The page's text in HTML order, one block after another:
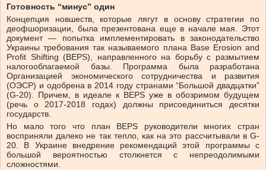
Готовность “минус” один
Концепция новшеств, которые лягут в основу стратегии по
деофшоризации, была презентована еще в начале мая. Этот
документ — попытка имплементировать в законодательство
Украины требования так называемого плана Base Erosion and
Profit Shifting (BEPS), направленного на борьбу с размытием
налогооблагаемой базы. Программа была разработана
Организацией экономического сотрудничества и развития
(ОЭСР) и одобрена в 2014 году странами “Большой двадцатки”
(G-20). Причем, в идеале к BEPS уже в обозримом будущем
(речь о 2017-2018 годах) должны присоединиться десятки
государств.
Но мало того что план BEPS руководители многих стран
восприняли далеко не так тепло, как на это рассчитывали в G-
20. В Украине внедрение рекомендаций этой программы с
большой вероятностью столкнется с непреодолимыми
сложностями.